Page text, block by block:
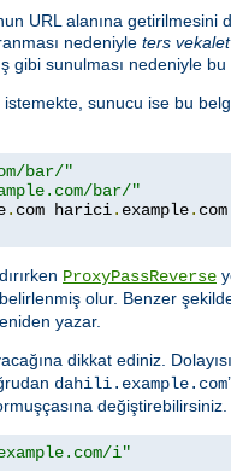
URL alanına
nedeniyle ters vekalet
sunulması nedeniyle bu
istemekte, sunucu ise bu
bar/"
bar/"
. com harici. example.
ProxyPassReverse
olur. Benzer
yazar.
dikkat ediniz.
dahili.example.com
değiştirebilirsiniz.
i"